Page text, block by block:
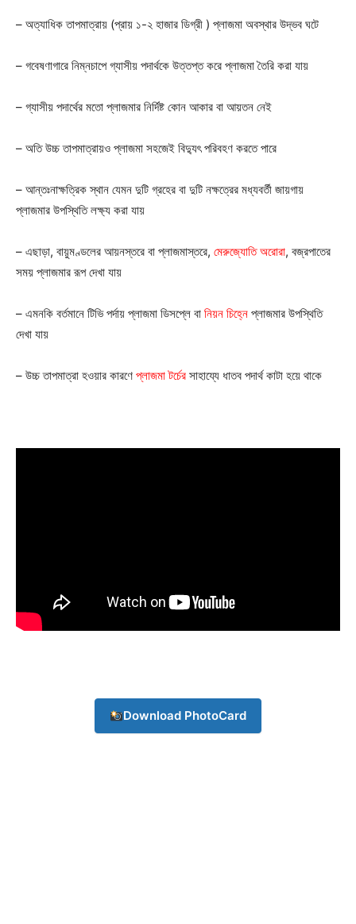
– অত্যাধিক তাপমাত্রায় (প্রায় ১-২ হাজার ডিগ্রী ) প্লাজমা অবস্থার উদ্ভব ঘটে
– গবেষণাগারে নিম্নচাপে গ্যাসীয় পদার্থকে উত্তপ্ত করে প্লাজমা তৈরি করা যায়
– গ্যাসীয় পদার্থের মতো প্লাজমার নির্দিষ্ট কোন আকার বা আয়তন নেই
– অতি উচ্চ তাপমাত্রায়ও প্লাজমা সহজেই বিদ্যুৎ পরিবহণ করতে পারে
– আন্তঃনাক্ষত্রিক স্থান যেমন দুটি গ্রহের বা দুটি নক্ষত্রের মধ্যবর্তী জায়গায়
প্লাজমার উপস্থিতি লক্ষ্য করা যায়
– এছাড়া, বায়ুমণ্ডলের আয়নস্তরে বা প্লাজমাস্তরে, মেরুজ্যোতি অরোরা, বজ্রপাতের
সময় প্লাজমার রূপ দেখা যায়
– এমনকি বর্তমানে টিভি পর্দায় প্লাজমা ডিসপ্লে বা নিয়ন চিহ্নে প্লাজমার উপস্থিতি
দেখা যায়
– উচ্চ তাপমাত্রা হওয়ার কারণে প্লাজমা টর্চের সাহায্যে ধাতব পদার্থ কাটা হয়ে থাকে
Download PhotoCard